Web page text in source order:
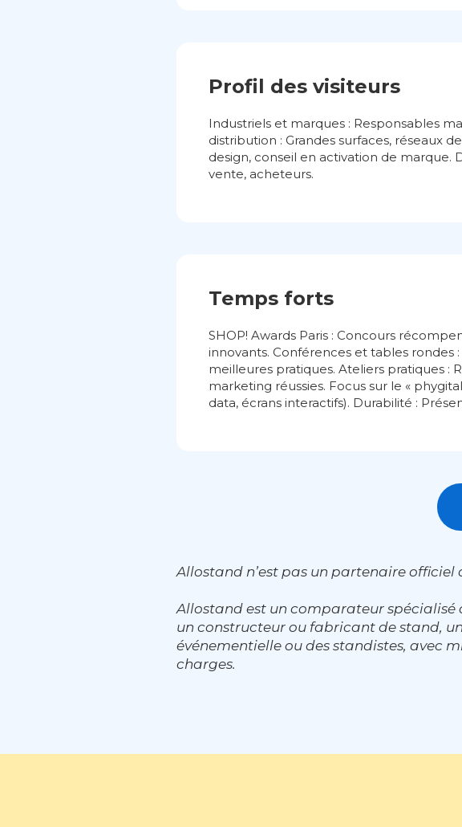
Profil des visiteurs
Industriels et marques : Responsables
distribution : Grandes surfaces, réseaux
design, conseil en activation de marque.
vente, acheteurs.
Temps forts
SHOP! Awards Paris : Concours
innovants. Conférences et tables rondes
meilleures pratiques. Ateliers pratiques :
marketing réussies. Focus sur le «
data, écrans interactifs). Durabilité :
Allostand n’est pas un partenaire officiel
Allostand est un comparateur
un constructeur ou fabricant de stand,
événementielle ou des standistes, avec
charges.